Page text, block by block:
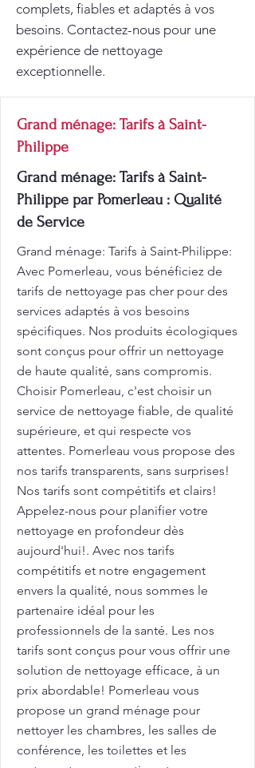
complets, fiables et adaptés à vos
besoins. Contactez-nous pour une
expérience de nettoyage
exceptionnelle.
Grand ménage: Tarifs à Saint-
Philippe
Grand ménage: Tarifs à Saint-
Philippe par Pomerleau : Qualité
de Service
Grand ménage: Tarifs à Saint-Philippe:
Avec Pomerleau, vous bénéficiez de
tarifs de nettoyage pas cher pour des
services adaptés à vos besoins
spécifiques. Nos produits écologiques
sont conçus pour offrir un nettoyage
de haute qualité, sans compromis.
Choisir Pomerleau, c'est choisir un
service de nettoyage fiable, de qualité
supérieure, et qui respecte vos
attentes. Pomerleau vous propose des
nos tarifs transparents, sans surprises!
Nos tarifs sont compétitifs et clairs!
Appelez-nous pour planifier votre
nettoyage en profondeur dès
aujourd'hui!. Avec nos tarifs
compétitifs et notre engagement
envers la qualité, nous sommes le
partenaire idéal pour les
professionnels de la santé. Les nos
tarifs sont conçus pour vous offrir une
solution de nettoyage efficace, à un
prix abordable! Pomerleau vous
propose un grand ménage pour
nettoyer les chambres, les salles de
conférence, les toilettes et les